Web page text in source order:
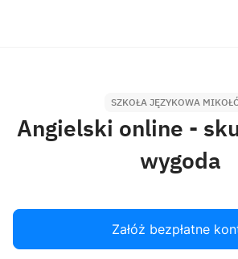
SZKOŁA JĘZYKOWA
Angielski online -
wygoda
Załóż bezpłatne